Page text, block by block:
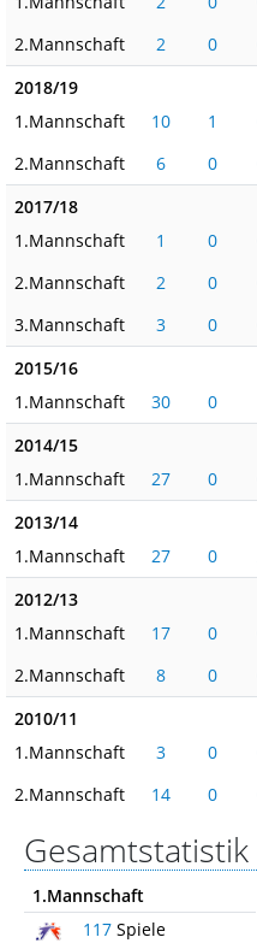
2.Mannschaft
2 0
2018/19
1.Mannschaft
10 1
2.Mannschaft
6 0
2017/18
1.Mannschaft
1 0
2.Mannschaft
2 0
3.Mannschaft
3 0
2015/16
1.Mannschaft
30 0
2014/15
1.Mannschaft
27 0
2013/14
1.Mannschaft
27 0
2012/13
1.Mannschaft
17 0
2.Mannschaft
8 0
2010/11
1.Mannschaft
3 0
2.Mannschaft
14 0
Gesamtstatistik
1.Mannschaft
117 Spiele